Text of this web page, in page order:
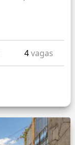
4vagas